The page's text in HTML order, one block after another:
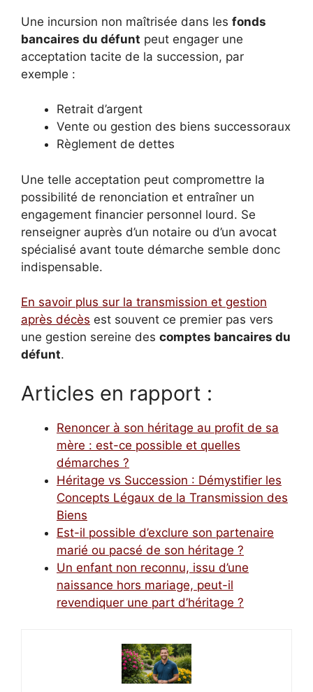
Une incursion non maîtrisée dans les fonds
bancaires du défunt peut engager une
acceptation tacite de la succession, par
exemple :
Retrait d’argent
Vente ou gestion des biens successoraux
Règlement de dettes
Une telle acceptation peut compromettre la
possibilité de renonciation et entraîner un
engagement financier personnel lourd. Se
renseigner auprès d’un notaire ou d’un avocat
spécialisé avant toute démarche semble donc
indispensable.
En savoir plus sur la transmission et gestion
après décès est souvent ce premier pas vers
une gestion sereine des comptes bancaires du
défunt.
Articles en rapport :
Renoncer à son héritage au profit de sa
mère : est-ce possible et quelles
démarches ?
Héritage vs Succession : Démystifier les
Concepts Légaux de la Transmission des
Biens
Est-il possible d’exclure son partenaire
marié ou pacsé de son héritage ?
Un enfant non reconnu, issu d’une
naissance hors mariage, peut-il
revendiquer une part d’héritage ?